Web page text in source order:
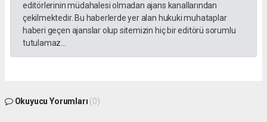
editörlerinin müdahalesi olmadan ajans kanallarından
çekilmektedir. Bu haberlerde yer alan hukuki muhataplar
haberi geçen ajanslar olup sitemizin hiç bir editörü sorumlu
tutulamaz...
Okuyucu Yorumları (0)